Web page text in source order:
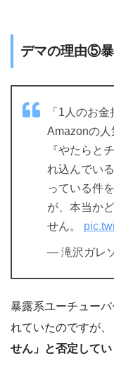
デマの理由⑤
「1人のお
Amazonの人
『やたらと
れ込んでい
っている件
が、本当か
せん。
— 滝沢ガレ
暴露系ユーチュー
れていたのですが、
せん」と否定してい